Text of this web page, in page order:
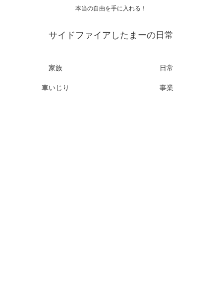
本当の自由を手に入れる！
サイドファイアしたまーの日常
家族 日常
車いじり 事業